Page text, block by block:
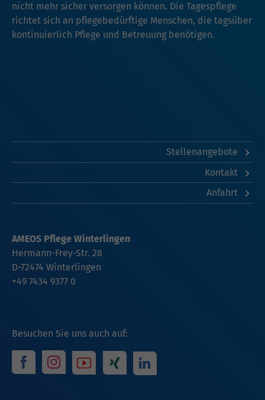
nicht mehr sicher versorgen können. Die Tagespflege
richtet sich an pflegebedürftige Menschen, die tagsüber
kontinuierlich Pflege und Betreuung benötigen.
Stellenangebote
Kontakt
Anfahrt
Besuchen Sie uns auch auf:
AMEOS Pflege Winterlingen
Hermann-Frey-Str. 28
D-72474 Winterlingen
+49 7434 9377 0